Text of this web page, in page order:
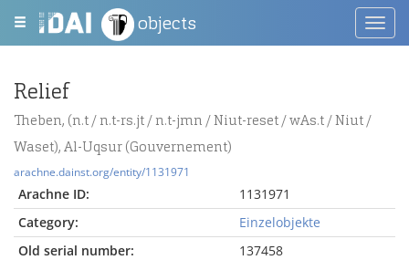
objects
Relief
Theben, (n.t / n.t-rs.jt / n.t-jmn / Niut-reset / wAs.t / Niut /
Waset), Al-Uqsur (Gouvernement)
arachne.dainst.org/entity/1131971
Arachne ID:
1131971
Category:
Einzelobjekte
Old serial number:
137458